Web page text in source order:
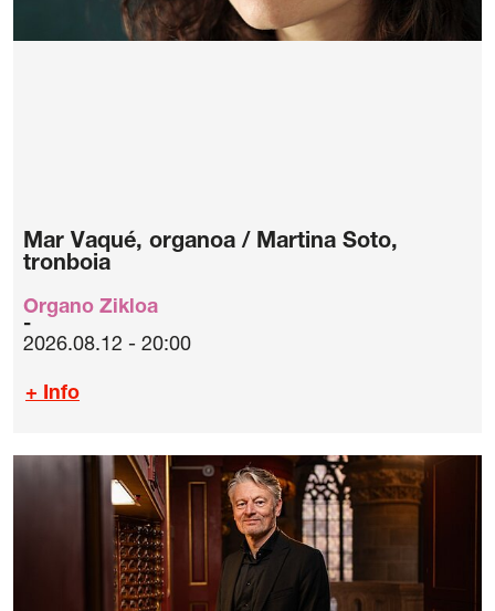
Mar Vaqué, organoa / Martina Soto,
tronboia
Organo Zikloa
2026.08.12 - 20:00
+ Info